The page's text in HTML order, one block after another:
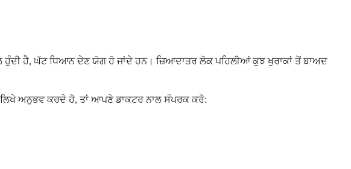
ਹੈ, ਘੱਟ ਧਿਆਨ ਦੇਣ ਯੋਗ ਹੋ ਜਾਂਦੇ ਹਨ। ਜ਼ਿਆਦਾਤਰ ਲੋਕ ਪਹਿਲੀਆਂ ਕੁਝ ਖੁਰਾਕਾਂ ਤੋਂ ਬਾਅਦ
ਅਨੁਭਵ ਕਰਦੇ ਹੋ, ਤਾਂ ਆਪਣੇ ਡਾਕਟਰ ਨਾਲ ਸੰਪਰਕ ਕਰੋ: